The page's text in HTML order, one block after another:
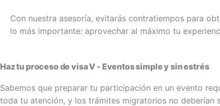
Con nuestra asesoría, evitarás contratiempos para
lo más importante: aprovechar al máximo tu
Haz tu proceso de visa V - Eventos simple y sin estrés
Sabemos que preparar tu participación en un evento
toda tu atención, y los trámites migratorios no deberían